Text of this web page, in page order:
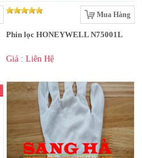
Mua Hàng
Phin lọc HONEYWELL N75001L
Giá : Liên Hệ